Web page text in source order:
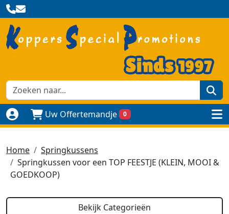
Naar login paginaUw Offertemandje 0
Home
Springkussens
Springkussen voor een TOP FEESTJE (KLEIN, MOOI &
GOEDKOOP)
Bekijk Categorieën